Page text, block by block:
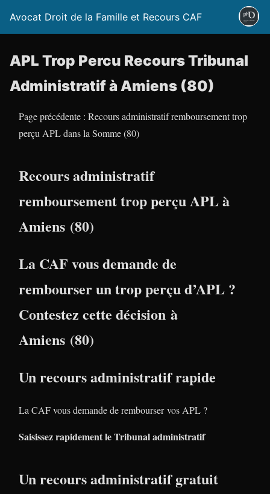
Avocat Droit de la Famille et Recours CAF
APL Trop Percu Recours Tribunal
Administratif à Amiens (80)
Page précédente : Recours administratif remboursement trop
perçu APL dans la Somme (80)
Recours administratif
remboursement trop perçu APL à
Amiens (80)
La CAF vous demande de
rembourser un trop perçu d’APL ?
Contestez cette décision à
Amiens (80)
Un recours administratif rapide
La CAF vous demande de rembourser vos APL ?
Saisissez rapidement le Tribunal administratif
Un recours administratif gratuit